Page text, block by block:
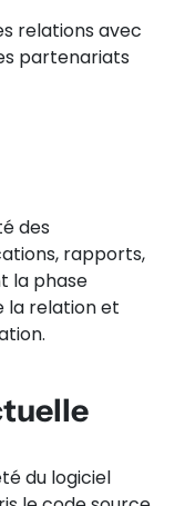
relations avec
partenariats
des
rapports,
la phase
la relation et
du logiciel